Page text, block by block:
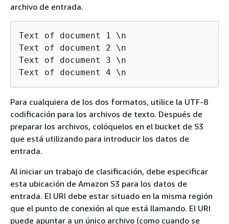
archivo de entrada.
Text of document 1 \n
Text of document 2 \n
Text of document 3 \n
Text of document 4 \n
Para cualquiera de los dos formatos, utilice la UTF-8
codificación para los archivos de texto. Después de
preparar los archivos, colóquelos en el bucket de S3
que está utilizando para introducir los datos de
entrada.
Al iniciar un trabajo de clasificación, debe especificar
esta ubicación de Amazon S3 para los datos de
entrada. El URI debe estar situado en la misma región
que el punto de conexión al que está llamando. El URI
puede apuntar a un único archivo (como cuando se